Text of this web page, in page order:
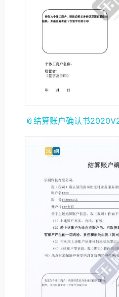
📎结算账户确认书